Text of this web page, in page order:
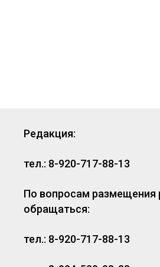
Редакция:
тел.: 8-920-717-88-13
По вопросам размещения
обращаться:
тел.: 8-920-717-88-13